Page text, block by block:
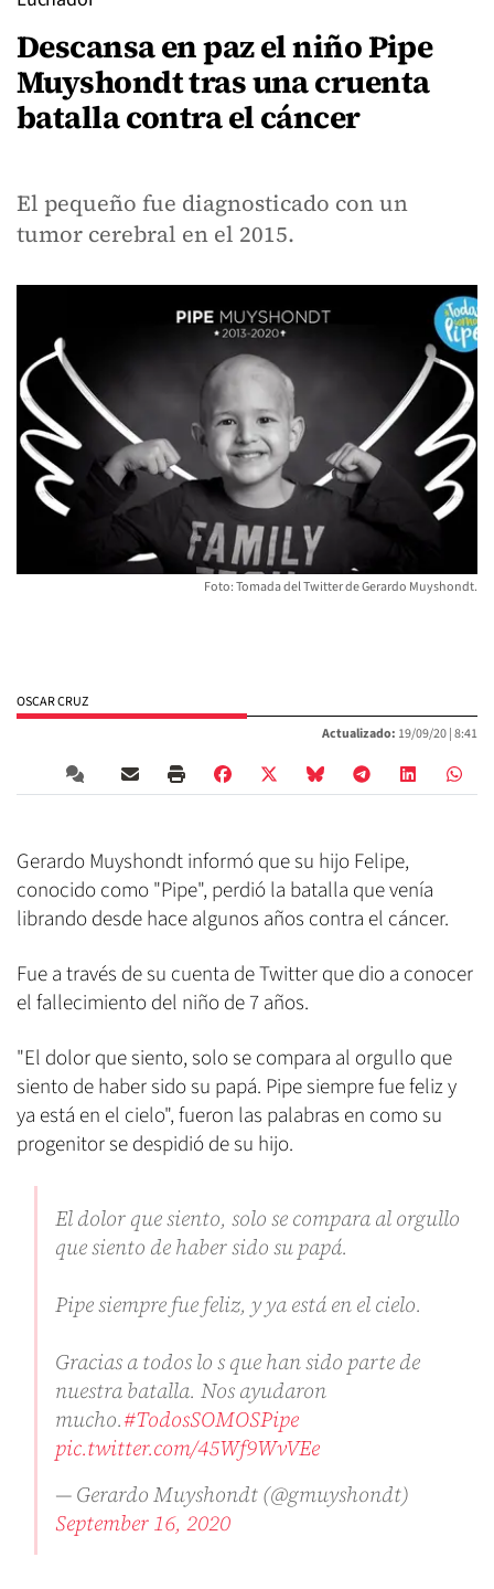
Descansa en paz el niño Pipe
Muyshondt tras una cruenta
batalla contra el cáncer
El pequeño fue diagnosticado con un
tumor cerebral en el 2015.
Foto: Tomada del Twitter de Gerardo Muyshondt.
OSCAR CRUZ
Actualizado: 19/09/20 |8:41
Gerardo Muyshondt informó que su hijo Felipe,
conocido como "Pipe", perdió la batalla que venía
librando desde hace algunos años contra el cáncer.
Fue a través de su cuenta de Twitter que dio a conocer
el fallecimiento del niño de 7 años.
"El dolor que siento, solo se compara al orgullo que
siento de haber sido su papá. Pipe siempre fue feliz y
ya está en el cielo", fueron las palabras en como su
progenitor se despidió de su hijo.
El dolor que siento, solo se compara al orgullo
que siento de haber sido su papá.
Pipe siempre fue feliz, y ya está en el cielo.
Gracias a todos lo s que han sido parte de
nuestra batalla. Nos ayudaron
mucho.#TodosSOMOSPipe
pic.twitter.com/45Wf9WvVEe
— Gerardo Muyshondt (@gmuyshondt)
September 16, 2020